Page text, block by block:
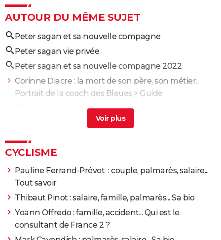
AUTOUR DU MÊME SUJET
Peter sagan et sa nouvelle compagne
Peter sagan vie privée
Peter sagan et sa nouvelle compagne 2022
Corinne Diacre : la mort de son père, son métier...
Portrait de la coach des Bleues > Guide
Charles Noakes : qui est le champion de para
compagne Lydie s'est battue contre un cancer... Ce
Émilien Jacquelin : copine, Marco Pantani,
palmarès... Ce que vous ne savez pas sur le Français
Guide
Benoît Cosnefroy : parents, compagne... Qui est le
cycliste français> Guide
CYCLISME
Pauline Ferrand-Prévot : couple, palmarès, salaire...
Tout savoir
Thibaut Pinot : salaire, famille, palmarès... Sa bio
Yoann Offredo : famille, accident... Qui est le
consultant de France 2 ?